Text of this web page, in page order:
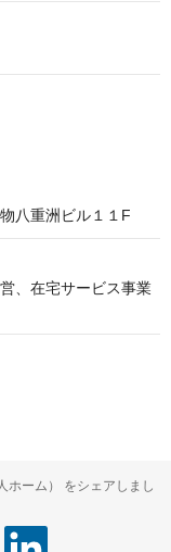
八重洲ビル１１F
、在宅サービス事業
ホーム） をシェアしまし